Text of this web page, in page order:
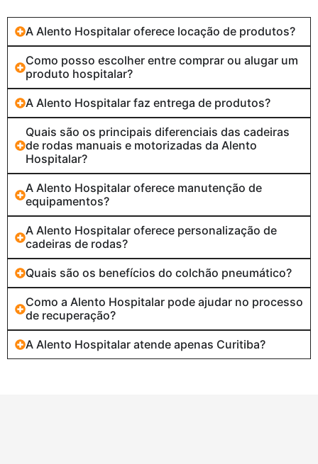
A Alento Hospitalar oferece locação de produtos?
Como posso escolher entre comprar ou alugar um
produto hospitalar?
A Alento Hospitalar faz entrega de produtos?
Quais são os principais diferenciais das cadeiras
de rodas manuais e motorizadas da Alento
Hospitalar?
A Alento Hospitalar oferece manutenção de
equipamentos?
A Alento Hospitalar oferece personalização de
cadeiras de rodas?
Quais são os benefícios do colchão pneumático?
Como a Alento Hospitalar pode ajudar no processo
de recuperação?
A Alento Hospitalar atende apenas Curitiba?